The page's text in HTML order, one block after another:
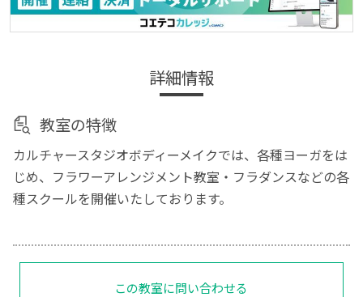
詳細情報
教室の特徴
カルチャースタジオボディーメイクでは、各種ヨーガをは
じめ、フラワーアレンジメント教室・フラダンスなどの各
種スクールを開催いたしております。
この教室に問い合わせる